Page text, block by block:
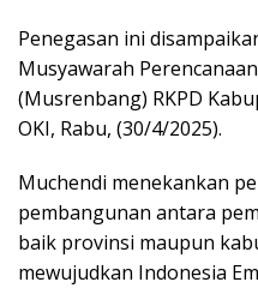
Penegasan ini
Musyawarah
(Musrenbang) RKPD
OKI, Rabu, (30/4/2025).
Muchendi menekankan
pembangunan antara
baik provinsi maupun
mewujudkan Indonesia